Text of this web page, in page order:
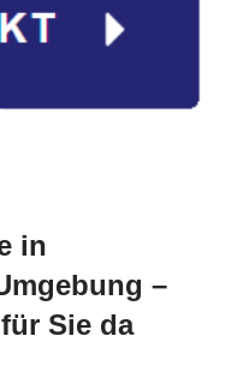
in
–
Sie da